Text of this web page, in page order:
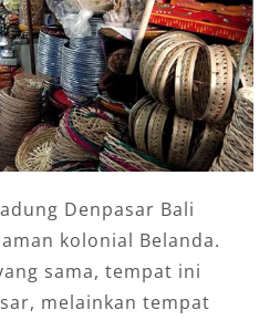
Denpasar Bali
kolonial Belanda.
sama, tempat ini
melainkan tempat